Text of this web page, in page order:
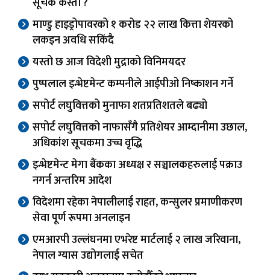
माण्डु हाइड्रोपावरको १ करोड २२ लाख कित्ता शेयरको
लकइन अवधि सकिंदै
यस्तो छ आज विदेशी मुद्राको विनिमयदर
पुष्पलाल इन्भेष्टमेन्ट कम्पनीले आईपीओ निष्काशन गर्ने
सपोर्ट लघुवित्तको मुनाफा शतप्रतिशतले बढ्यो
सपोर्ट लघुवित्तको नाफासँगै प्रतिशेयर आम्दानीमा उछाल,
अधिकांश सूचकमा उच्च वृद्धि
इन्भेष्टमेन्ट मेगा बैंकका अध्यक्ष र सञ्चालकहरुलाई पक्राउ
नगर्न अन्तरिम आदेश
विदेशमा रहेका नेपालीलाई राहत, कन्सुलर प्रमाणीकरण
सेवा पूर्ण रूपमा अनलाइन
एमआरपी उल्लंघनमा एभरेष्ट मार्टलाई २ लाख जरिवाना,
नेपाल ग्यास उद्योगलाई सचेत